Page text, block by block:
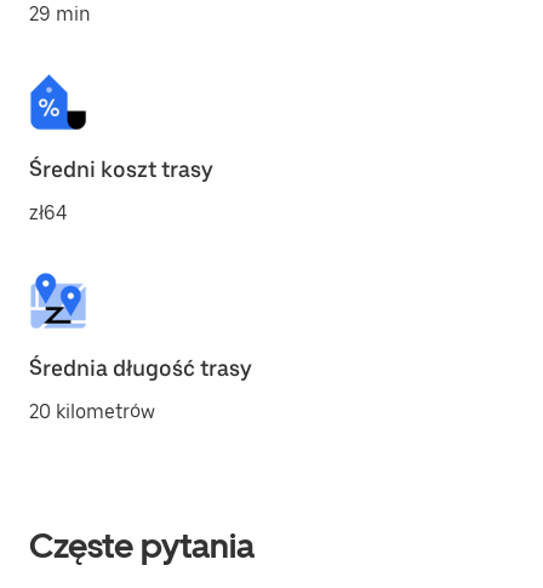
29 min
Średni koszt trasy
zł64
Średnia długość trasy
20 kilometrów
Częste pytania